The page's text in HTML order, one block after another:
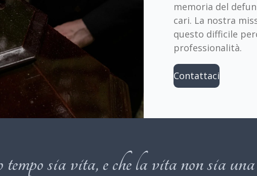
memoria del
cari. La nostra
questo difficile
professionalità.
Contattaci
sia vita, e che la vita non sia